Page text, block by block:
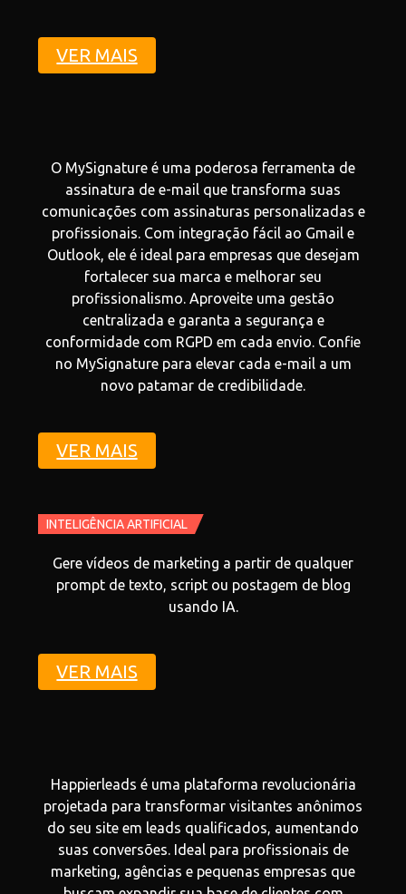
VER MAIS
O MySignature é uma poderosa ferramenta de
assinatura de e-mail que transforma suas
comunicações com assinaturas personalizadas e
profissionais. Com integração fácil ao Gmail e
Outlook, ele é ideal para empresas que desejam
fortalecer sua marca e melhorar seu
profissionalismo. Aproveite uma gestão
centralizada e garanta a segurança e
conformidade com RGPD em cada envio. Confie
no MySignature para elevar cada e-mail a um
novo patamar de credibilidade.
VER MAIS
INTELIGÊNCIA ARTIFICIAL
Gere vídeos de marketing a partir de qualquer
prompt de texto, script ou postagem de blog
usando IA.
VER MAIS
Happierleads é uma plataforma revolucionária
projetada para transformar visitantes anônimos
do seu site em leads qualificados, aumentando
suas conversões. Ideal para profissionais de
marketing, agências e pequenas empresas que